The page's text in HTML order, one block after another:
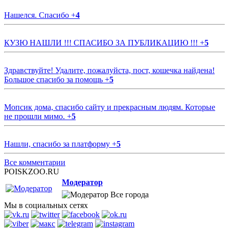
Нашелся. Спасибо +4
КУЗЮ НАШЛИ !!! СПАСИБО ЗА ПУБЛИКАЦИЮ !!! +5
Здравствуйте! Удалите, пожалуйста, пост, кошечка найдена!
Большое спасибо за помощь +5
Мопсик дома, спасибо сайту и прекрасным людям. Которые
не прошли мимо. +5
Нашли, спасибо за платформу +5
Все комментарии
POISKZOO.RU
Модератор
Все города
Мы в социальных сетях